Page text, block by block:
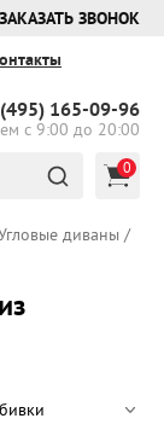
×
ЗАКАЗАТЬ ЗВОНОК
165-09-96
с 9:00 до 20:00
0
диваны /